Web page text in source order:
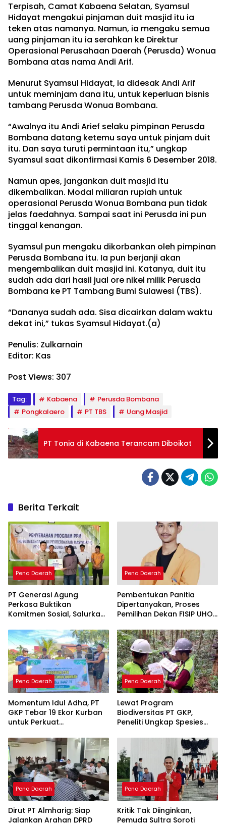
Terpisah, Camat Kabaena Selatan, Syamsul
Hidayat mengakui pinjaman duit masjid itu ia
teken atas namanya. Namun, ia mengaku semua
uang pinjaman itu ia serahkan ke Direktur
Operasional Perusahaan Daerah (Perusda) Wonua
Bombana atas nama Andi Arif.
Menurut Syamsul Hidayat, ia didesak Andi Arif
untuk meminjam dana itu, untuk keperluan bisnis
tambang Perusda Wonua Bombana.
“Awalnya itu Andi Arief selaku pimpinan Perusda
Bombana datang ketemu saya untuk pinjam duit
itu. Dan saya turuti permintaan itu,” ungkap
Syamsul saat dikonfirmasi Kamis 6 Desember 2018.
Namun apes, jangankan duit masjid itu
dikembalikan. Modal miliaran rupiah untuk
operasional Perusda Wonua Bombana pun tidak
jelas faedahnya. Sampai saat ini Perusda ini pun
tinggal kenangan.
Syamsul pun mengaku dikorbankan oleh pimpinan
Perusda Bombana itu. Ia pun berjanji akan
mengembalikan duit masjid ini. Katanya, duit itu
sudah ada dari hasil jual ore nikel milik Perusda
Bombana ke PT Tambang Bumi Sulawesi (TBS).
“Dananya sudah ada. Sisa dicairkan dalam waktu
dekat ini,” tukas Syamsul Hidayat.(a)
Penulis: Zulkarnain
Editor: Kas
Post Views: 307
Tag: Kabaena
Perusda Bombana
Pongkalaero
PT TBS Uang Masjid
PT Tonia di Kabaena Terancam Diboikot
Berita Terkait
Pena Daerah
PT Generasi Agung
Perkasa Buktikan
Komitmen Sosial, Salurkan
Masyarakat Lingkar
Tambang
Pena Daerah
Pembentukan Panitia
Dipertanyakan, Proses
Pemilihan Dekan FISIP UHO
Pena Daerah
Momentum Idul Adha, PT
GKP Tebar 19 Ekor Kurban
untuk Perkuat
Pena Daerah
Lewat Program
Biodiversitas PT GKP,
Peneliti Ungkap Spesies
Pena Daerah
Dirut PT Almharig: Siap
Jalankan Arahan DPRD
Pena Daerah
Kritik Tak Diinginkan,
Pemuda Sultra Soroti